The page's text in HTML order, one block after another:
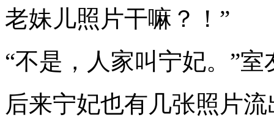
老妹儿照片干嘛？！”
“不是，人家叫宁妃。”
后来宁妃也有几张照片